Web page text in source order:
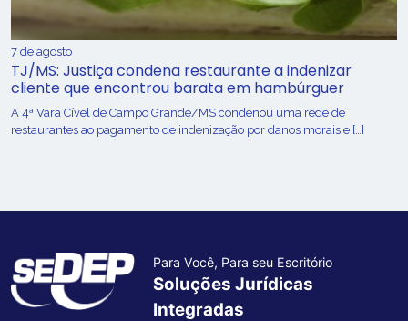
7 de agosto
TJ/MS: Justiça condena restaurante a indenizar
cliente que encontrou barata em hambúrguer
A 4ª Vara Cível de Campo Grande/MS condenou uma rede de
restaurantes ao pagamento de indenização por danos morais e […]
Para Você, Para seu Escritório
Soluções Jurídicas
Integradas